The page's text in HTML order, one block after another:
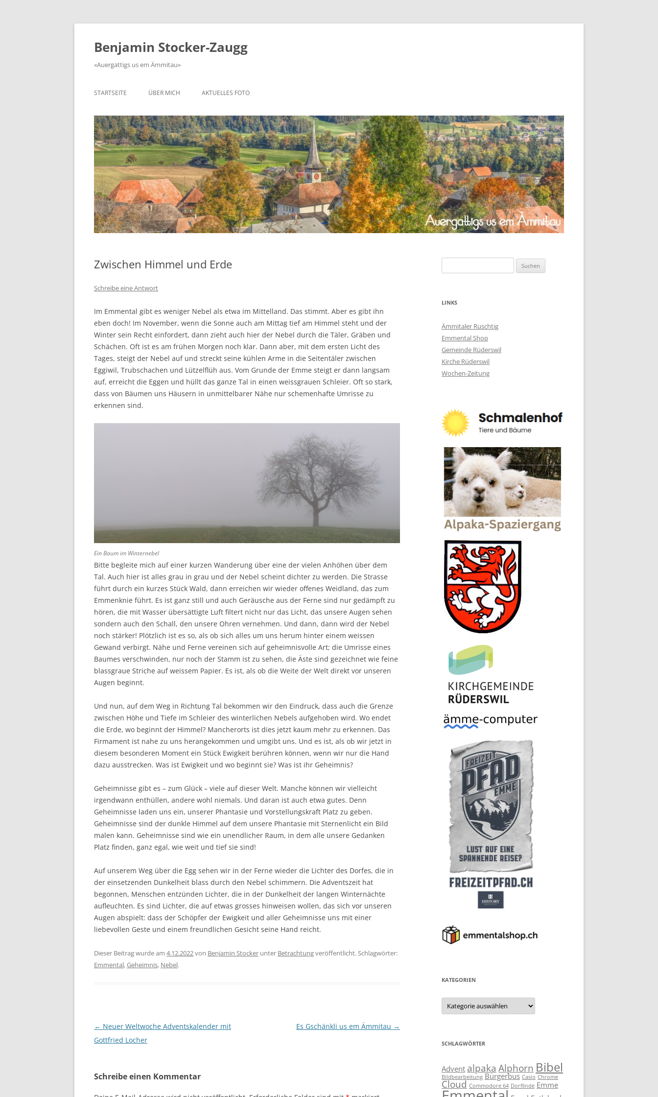
Zum
springen
Benjamin Stocker-Zaugg
«Auergattigs us em Ämmitau»
STARTSEITE ÜBER MICH AKTUELLES FOTO
Zwischen Himmel und Erde
Schreibe eine Antwort
Im Emmental gibt es weniger Nebel als etwa im Mittelland. Das stimmt. Aber es gibt ihn
eben doch! Im November, wenn die Sonne auch am Mittag tief am Himmel steht und der
Winter sein Recht einfordert, dann zieht auch hier der Nebel durch die Täler, Gräben und
Schächen. Oft ist es am frühen Morgen noch klar. Dann aber, mit dem ersten Licht des
Tages, steigt der Nebel auf und streckt seine kühlen Arme in die Seitentäler zwischen
Eggiwil, Trubschachen und Lützelflüh aus. Vom Grunde der Emme steigt er dann langsam
auf, erreicht die Eggen und hüllt das ganze Tal in einen weissgrauen Schleier. Oft so stark,
dass von Bäumen uns Häusern in unmittelbarer Nähe nur schemenhafte Umrisse zu
erkennen sind.
Ein Baum im Winternebel
Bitte begleite mich auf einer kurzen Wanderung über eine der vielen Anhöhen über dem
Tal. Auch hier ist alles grau in grau und der Nebel scheint dichter zu werden. Die Strasse
führt durch ein kurzes Stück Wald, dann erreichen wir wieder offenes Weidland, das zum
Emmenknie führt. Es ist ganz still und auch Geräusche aus der Ferne sind nur gedämpft zu
hören, die mit Wasser übersättigte Luft filtert nicht nur das Licht, das unsere Augen sehen
sondern auch den Schall, den unsere Ohren vernehmen. Und dann, dann wird der Nebel
noch stärker! Plötzlich ist es so, als ob sich alles um uns herum hinter einem weissen
Gewand verbirgt. Nähe und Ferne vereinen sich auf geheimnisvolle Art; die Umrisse eines
Baumes verschwinden, nur noch der Stamm ist zu sehen, die Äste sind gezeichnet wie feine
blassgraue Striche auf weissem Papier. Es ist, als ob die Weite der Welt direkt vor unseren
Augen beginnt.
Und nun, auf dem Weg in Richtung Tal bekommen wir den Eindruck, dass auch die Grenze
zwischen Höhe und Tiefe im Schleier des winterlichen Nebels aufgehoben wird. Wo endet
die Erde, wo beginnt der Himmel? Mancherorts ist dies jetzt kaum mehr zu erkennen. Das
Firmament ist nahe zu uns herangekommen und umgibt uns. Und es ist, als ob wir jetzt in
diesem besonderen Moment ein Stück Ewigkeit berühren können, wenn wir nur die Hand
dazu ausstrecken. Was ist Ewigkeit und wo beginnt sie? Was ist ihr Geheimnis?
Geheimnisse gibt es – zum Glück – viele auf dieser Welt. Manche können wir vielleicht
irgendwann enthüllen, andere wohl niemals. Und daran ist auch etwa gutes. Denn
Geheimnisse laden uns ein, unserer Phantasie und Vorstellungskraft Platz zu geben.
Geheimnisse sind der dunkle Himmel auf dem unsere Phantasie mit Sternenlicht ein Bild
malen kann. Geheimnisse sind wie ein unendlicher Raum, in dem alle unsere Gedanken
Platz finden, ganz egal, wie weit und tief sie sind!
Auf unserem Weg über die Egg sehen wir in der Ferne wieder die Lichter des Dorfes, die in
der einsetzenden Dunkelheit blass durch den Nebel schimmern. Die Adventszeit hat
begonnen, Menschen entzünden Lichter, die in der Dunkelheit der langen Winternächte
aufleuchten. Es sind Lichter, die auf etwas grosses hinweisen wollen, das sich vor unseren
Augen abspielt: dass der Schöpfer der Ewigkeit und aller Geheimnisse uns mit einer
liebevollen Geste und einem freundlichen Gesicht seine Hand reicht.
Dieser Beitrag wurde am 4.12.2022von Benjamin Stocker unter Betrachtungveröffentlicht. Schlagwörter:
Emmental,Geheimnis, Nebel.
Beitragsnavigation
← Neuer Weltwoche Adventskalender mit
Gottfried Locher
Es Gschänkli us em Ämmitau →
Schreibe einen Kommentar
nach:
LINKS
Ämmitaler Ruschtig
Emmental Shop
Gemeinde Rüderswil
Kirche Rüderswil
Wochen-Zeitung
KATEGORIEN
Kategorien
SCHLAGWÖRTER
Advent alpaka Alphorn Bibel
Bildbearbeitung Bürgerbus Casio Chrome
Cloud Commodore 64 Dorflinde Emme